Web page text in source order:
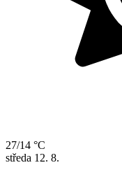
27/14 °C
středa 12. 8.